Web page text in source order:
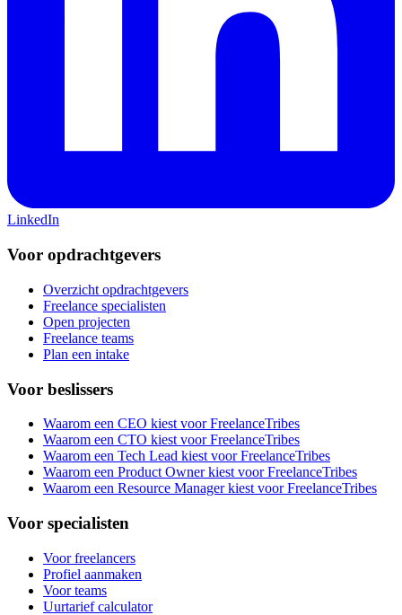
LinkedIn
Voor opdrachtgevers
Overzicht opdrachtgevers
Freelance specialisten
Open projecten
Freelance teams
Plan een intake
Voor beslissers
Waarom een CEO kiest voor FreelanceTribes
Waarom een CTO kiest voor FreelanceTribes
Waarom een Tech Lead kiest voor FreelanceTribes
Waarom een Product Owner kiest voor FreelanceTribes
Waarom een Resource Manager kiest voor FreelanceTribes
Voor specialisten
Voor freelancers
Profiel aanmaken
Voor teams
Uurtarief calculator